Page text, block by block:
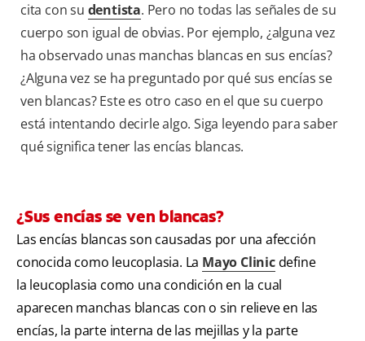
cita con su dentista. Pero no todas las señales de su
cuerpo son igual de obvias. Por ejemplo, ¿alguna vez
ha observado unas manchas blancas en sus encías?
¿Alguna vez se ha preguntado por qué sus encías se
ven blancas? Este es otro caso en el que su cuerpo
está intentando decirle algo. Siga leyendo para saber
qué significa tener las encías blancas.
¿Sus encías se ven blancas?
Las encías blancas son causadas por una afección
conocida como leucoplasia. La Mayo Clinicdefine
la leucoplasia como una condición en la cual
aparecen manchas blancas con o sin relieve en las
encías, la parte interna de las mejillas y la parte